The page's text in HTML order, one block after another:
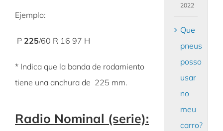
Ejemplo:
P 225/60 R 16 97 H
* Indica que la banda de rodamiento
tiene una anchura de 225 mm.
Radio Nominal (serie):
2022
Que
pneus
posso
usar
no
meu
carro?